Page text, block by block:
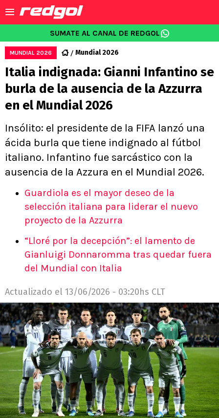
SUMATE AL CANAL DE REDGOL
MUNDIAL 2026 Mundial 2026
Italia indignada: Gianni Infantino se
burla de la ausencia de la Azzurra
en el Mundial 2026
Insólito: el presidente de la FIFA lanzó una
ácida burla que tiene indignado al fútbol
italiano. Infantino fue sarcástico con la
ausencia de la Azzura en el Mundial 2026.
Guardiola es el mayor deseo de la
selección italiana para liderar el nuevo
proyecto de la Azzurra
“Lloré por la decepción”: el lamento de
Gianluigi Donnaromma tras quedar fuera
del Mundial con Italia
Actualizado el 13/06/2026 - 03:20hs CLT